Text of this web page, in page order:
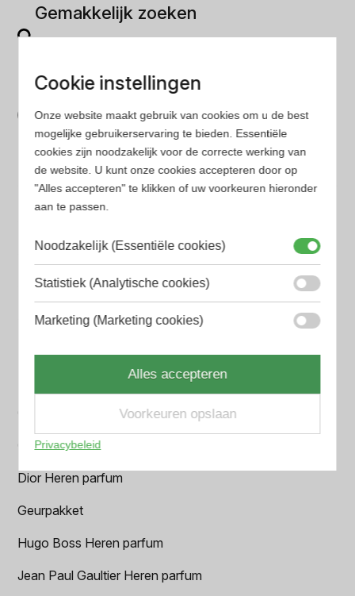
Gemakkelijk zoeken
Bespaar tijd en geld
Wij hebben alle prijzen voor je verzameld zodat jij
minder tijd en geld kwijt bent
Populaire herengeuren
Amouage Heren parfum
Aramis Heren parfum
Armani Heren parfum
Azzaro Heren parfum
BVLGARI Heren parfum
Chanel Heren parfum
Creed heren parfum
Dior Heren parfum
Geurpakket
Hugo Boss Heren parfum
Jean Paul Gaultier Heren parfum
Cookie instellingen
Onze website maakt gebruik van cookies om u de best
mogelijke gebruikerservaring te bieden. Essentiële
cookies zijn noodzakelijk voor de correcte werking van
de website. U kunt onze cookies accepteren door op
"Alles accepteren" te klikken of uw voorkeuren hieronder
aan te passen.
Noodzakelijk (Essentiële cookies)
Statistiek (Analytische cookies)
Marketing (Marketing cookies)
Alles accepteren
Voorkeuren opslaan
Privacybeleid